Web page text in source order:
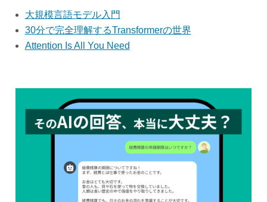
大規模言語モデル入門
30分で完全理解するTransformerの世界
Attention Is All You Need